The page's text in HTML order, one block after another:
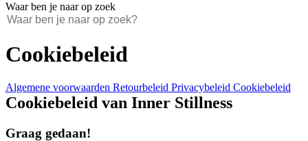
Waar ben je naar op zoek
Cookiebeleid
Algemene voorwaarden Retourbeleid Privacybeleid Cookiebeleid
Cookiebeleid van Inner Stillness
Graag gedaan!